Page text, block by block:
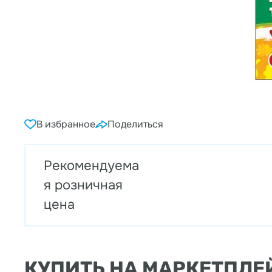
В избранное Поделиться
Рекомендуема
я розничная
цена